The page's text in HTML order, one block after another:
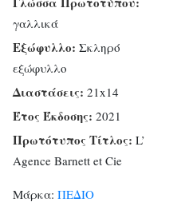
γαλλικά
Εξώφυλλο: Σκληρό
εξώφυλλο
Διαστάσεις: 21x14
Έτος Έκδοσης: 2021
Πρωτότυπος Τίτλος: L’
Agence Barnett et Cie
Μάρκα:ΠΕΔΙΟ